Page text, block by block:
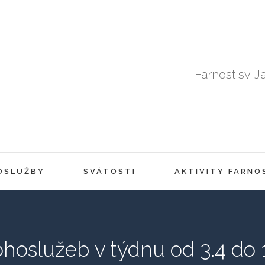
Farnost sv.
SVÁTOSTI AKTIVITY
v týdnu od 3.4 do